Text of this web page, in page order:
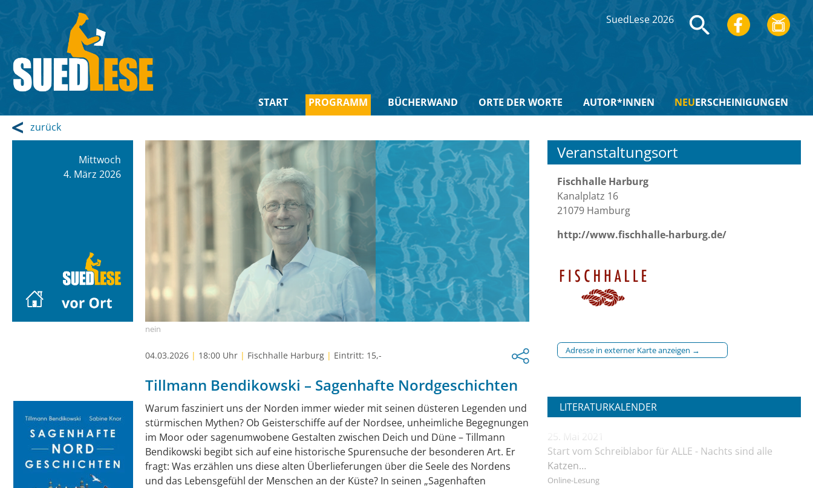
START PROGRAMM BÜCHERWAND ORTE DER WORTE AUTOR*INNEN NEUERSCHEINIGUNGEN
SuedLese 2026
zurück
Mittwoch
4. März 2026
nein
04.03.2026 | 18:00 Uhr | Fischhalle Harburg | Eintritt: 15,-
Tillmann Bendikowski – Sagenhafte Nordgeschichten
Warum fasziniert uns der Norden immer wieder mit seinen düsteren Legenden und
stürmischen Mythen? Ob Geisterschiffe auf der Nordsee, unheimliche Begegnungen
im Moor oder sagenumwobene Gestalten zwischen Deich und Düne – Tillmann
Bendikowski begibt sich auf eine historische Spurensuche der besonderen Art. Er
fragt: Was erzählen uns diese alten Überlieferungen über die Seele des Nordens
und das Lebensgefühl der Menschen an der Küste? In seinen „Sagenhaften
Veranstaltungsort
Fischhalle Harburg
Kanalplatz 16
21079 Hamburg
http://www.fischhalle-harburg.de/
Adresse in externer Karte anzeigen →
LITERATURKALENDER
25. Mai 2021
Start vom Schreiblabor für ALLE - Nachts sind alle
Katzen…
Online-Lesung